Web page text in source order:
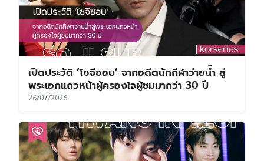
เปิดประวัติ ‘โซจีซอบ’ จากอดีตนักกีฬาว่ายน้ำ สู่
พระเอกแถวหน้าผู้ครองใจผู้ชมมากว่า 30 ปี
26/07/2026